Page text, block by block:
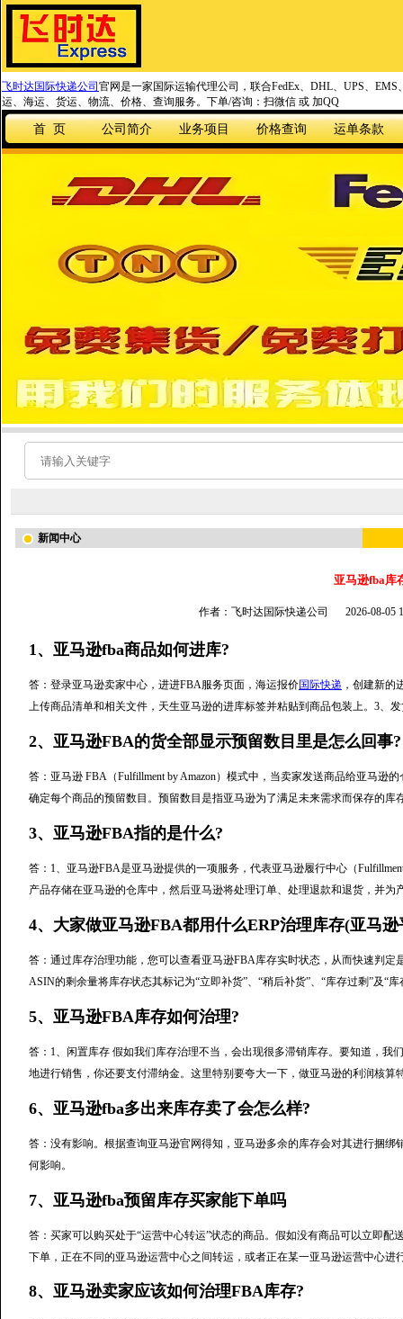
飞时达国际快递公司 官网是一家国际运输代理公司，联合FedEx、DHL、UPS、
运、海运、货运、物流、价格、查询服务。下单/咨询：扫微信 或 加QQ
首 页 公司简介 业务项目 价格查询 运单条款
新闻中心
亚马逊fba库
作者：飞时达国际快递公司 2026-08-05
1、亚马逊fba商品如何进库?
答：登录亚马逊卖家中心，进进FBA服务页面，海运报价国际快递 ，创建新的
上传商品清单和相关文件，天生亚马逊的进库标签并粘贴到商品包装上。3、
2、亚马逊FBA的货全部显示预留数目里是怎么回事?
答：亚马逊 FBA（Fulfillment by Amazon）模式中，当卖家发送商品给亚马逊
确定每个商品的预留数目。预留数目是指亚马逊为了满足未来需求而保存的库
3、亚马逊FBA指的是什么?
答：1、亚马逊FBA是亚马逊提供的一项服务，代表亚马逊履行中心（
产品存储在亚马逊的仓库中，然后亚马逊将处理订单、处理退款和退货，并为
4、大家做亚马逊FBA都用什么ERP治理库存(亚马
答：通过库存治理功能，您可以查看亚马逊FBA库存实时状态，从而快速判
ASIN的剩余量将库存状态其标记为“立即补货”、“稍后补货”、“库存过剩”及“
5、亚马逊FBA库存如何治理?
答：1、闲置库存 假如我们库存治理不当，会出现很多滞销库存。要知道，我
地进行销售，你还要支付滞纳金。这里特别要夸大一下，做亚马逊的利润核算
6、亚马逊fba多出来库存卖了会怎么样?
答：没有影响。根据查询亚马逊官网得知，亚马逊多余的库存会对其进行捆
何影响。
7、亚马逊fba预留库存买家能下单吗
答：买家可以购买处于“运营中心转运”状态的商品。假如没有商品可以立即
下单，正在不同的亚马逊运营中心之间转运，或者正在某一亚马逊运营中心进
8、亚马逊卖家应该如何治理FBA库存?